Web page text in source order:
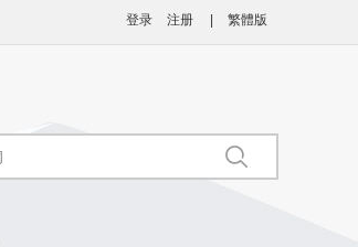
登录 注册 繁體版